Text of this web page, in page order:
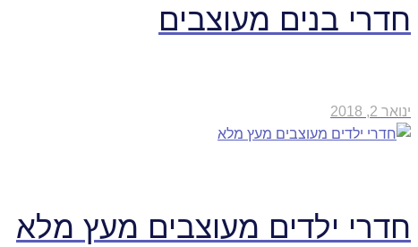
חדרי בנים מעוצבים
ינואר 2, 2018
חדרי ילדים מעוצבים מעץ מלא